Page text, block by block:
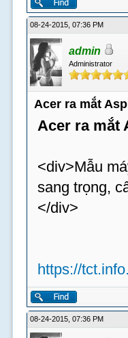
08-24-2015, 07:36 PM
admin
Administrator
Acer ra mắt
Acer ra mắt
<div>Mẫu
sang trọng,
</div>
https://
08-24-2015, 07:36 PM